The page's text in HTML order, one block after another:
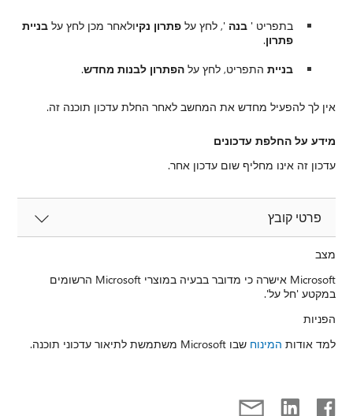
בתפריט 'בנה ', לחץ עלפתרון נקיולאחר מכן לחץ עלבניית
פתרון.
בניית התפריט, לחץ עלהפתרון לבנות מחדש.
אין לך להפעיל מחדש את המחשב לאחר החלת עדכון תוכנה זה.
מידע על החלפת עדכונים
עדכון זה אינו מחליף שום עדכון אחר.
פרטי קובץ
מצב
Microsoft אישרה כי מדובר בבעיה במוצרי Microsoft הרשומים
במקטע 'חל על'.
הפניות
למד אודות המינוח שבו Microsoft משתמשת לתיאור עדכוני תוכנה.